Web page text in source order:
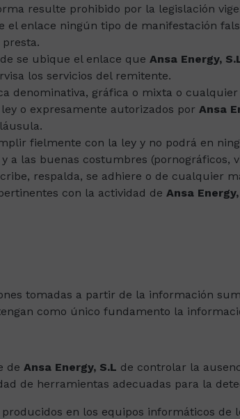
resulte prohibido por la legislación
el enlace ningún tipo de manifestación
se ubique el enlace que Ansa Energy,
los servicios del remitente.
denominativa, gráfica o mixta o
o expresamente autorizados por Ansa
fielmente con la ley y no podrá en
a las buenas costumbres
respalda, se adhiere o de cualquier
con la actividad de Ansa
tomadas a partir de la información
como único fundamento la
de Ansa Energy, S.L de controlar la
de herramientas adecuadas para la
en los equipos informáticos